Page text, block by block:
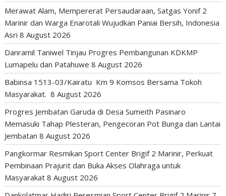
Merawat Alam, Mempererat Persaudaraan, Satgas Yonif 2
Marinir dan Warga Enarotali Wujudkan Paniai Bersih, Indonesia
Asri 8 August 2026
Danramil Taniwel Tinjau Progres Pembangunan KDKMP
Lumapelu dan Patahuwe 8 August 2026
Babinsa 1513-03/Kairatu Km 9 Komsos Bersama Tokoh
Masyarakat. 8 August 2026
Progres Jembatan Garuda di Desa Sumeith Pasinaro
Memasuki Tahap Plesteran, Pengecoran Pot Bunga dan Lantai
Jembatan 8 August 2026
Pangkormar Resmikan Sport Center Brigif 2 Marinir, Perkuat
Pembinaan Prajurit dan Buka Akses Olahraga untuk
Masyarakat 8 August 2026